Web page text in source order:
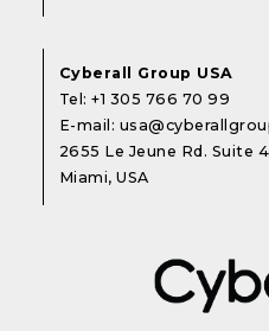
Cyberall Group USA
Tel:+1 305 766 70 99
E-mail:
2655 Le Jeune Rd. Suite
Miami, USA